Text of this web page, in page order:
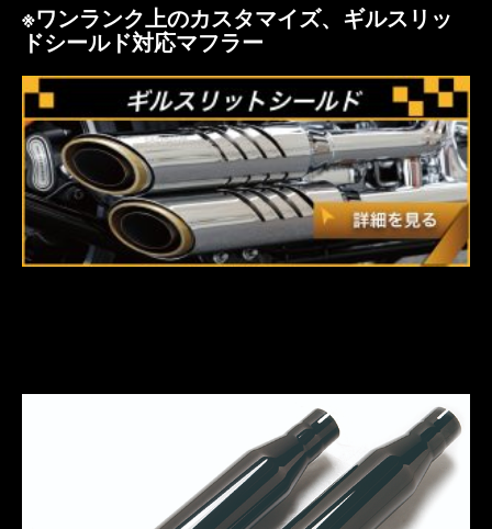
※ワンランク上のカスタマイズ、ギルスリッ
ドシールド対応マフラー